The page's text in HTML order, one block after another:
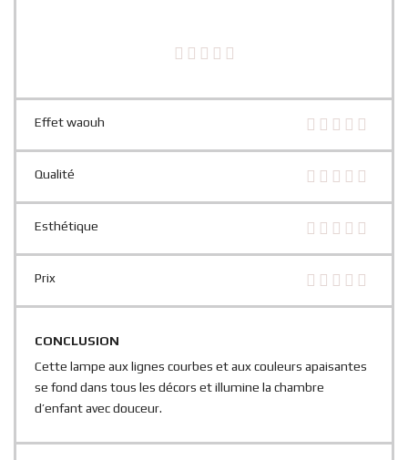
Effet waouh
Qualité
Esthétique
Prix
CONCLUSION
Cette lampe aux lignes courbes et aux couleurs apaisantes
se fond dans tous les décors et illumine la chambre
d’enfant avec douceur.